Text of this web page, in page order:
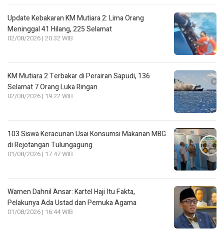
Update Kebakaran KM Mutiara 2: Lima Orang
Meninggal 41 Hilang, 225 Selamat
02/08/2026 | 20:32 WIB
KM Mutiara 2 Terbakar di Perairan Sapudi, 136
Selamat 7 Orang Luka Ringan
02/08/2026 | 19:22 WIB
103 Siswa Keracunan Usai Konsumsi Makanan MBG
di Rejotangan Tulungagung
01/08/2026 | 17:47 WIB
Wamen Dahnil Ansar: Kartel Haji Itu Fakta,
Pelakunya Ada Ustad dan Pemuka Agama
01/08/2026 | 16:44 WIB